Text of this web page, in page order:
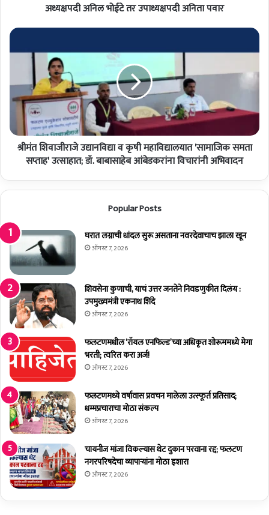
ल
'
मा
जी
र्थी
स्था
;
अ
ध्य
क्ष
प
दी
अ
नि
ल
भो
ई
टे
त
र
उ
पा
ध्य
क्ष
प
दी
अ
नि
ता
अध्यक्षपदी अनिल भोईटे तर उपाध्यक्षपदी अनिता पवार
श्री
वा
जी
उ
द्या
षी
म
हा
वि
द्या
ल
या
त
'
सा
मा
जि
क
स
म
ता
स
प्ता
ह
'
उ
त्सा
हा
श्रीमंत शिवाजीराजे उद्यानविद्या व कृषी महाविद्यालयात 'सामाजिक समता
सप्ताह' उत्साहात; डॉ. बाबासाहेब आंबेडकरांना विचारांनी अभिवादन
Popular Posts
घरात लग्नाची धांदल सुरू असताना नवरदेवाचाच झाला खून
ऑगस्ट 7, 2026
शिवसेना कुणाची, याचं उत्तर जनतेने निवडणुकीत दिलंय :
उपमुख्यमंत्री एकनाथ शिंदे
ऑगस्ट 7, 2026
फलटणमधील ‘रॉयल एनफिल्ड’च्या अधिकृत शोरूममध्ये मेगा
भरती; त्वरित करा अर्ज!
ऑगस्ट 7, 2026
फलटणमध्ये वर्षावास प्रवचन मालेला उत्स्फूर्त प्रतिसाद;
धम्मप्रचाराचा मोठा संकल्प
ऑगस्ट 7, 2026
चायनीज मांजा विकल्यास थेट दुकान परवाना रद्द; फलटण
नगरपरिषदेचा व्यापाऱ्यांना मोठा इशारा
ऑगस्ट 7, 2026